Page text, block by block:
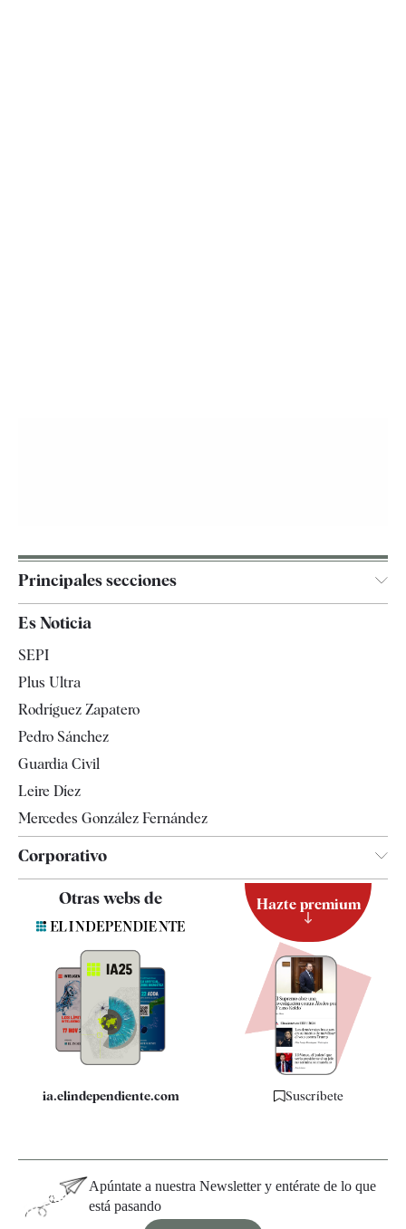
Principales secciones
España
Televisión
Es Noticia
SEPI
Plus Ultra
Rodríguez Zapatero
Pedro Sánchez
Guardia Civil
Leire Díez
Mercedes González Fernández
Corporativo
Contacto
Quiénes somos
Especificaciones
Otras webs de
ia.elindependiente.com
Hazte premium
Suscríbete
Apúntate a nuestra Newsletter y entérate de lo que
está pasando